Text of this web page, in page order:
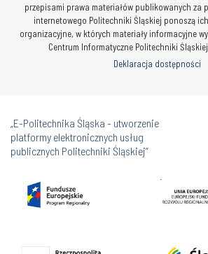
przepisami prawa materiałów publikowanych za
internetowego Politechniki Śląskiej ponoszą
organizacyjne, w których materiały informacyjne
Centrum Informatyczne Politechniki
Deklaracja dostępności
„E-Politechnika Śląska - utworzenie
platformy elektronicznych usług
publicznych Politechniki Śląskiej”